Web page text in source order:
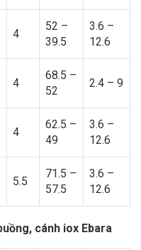
4
52 –
39.5
3.6 –
12.6
4
68.5 –
52
2.4 – 9
4
62.5 –
49
3.6 –
12.6
5.5
71.5 –
57.5
3.6 –
12.6
cánh iox Ebara